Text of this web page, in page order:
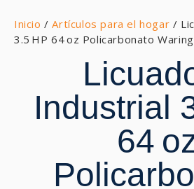
Inicio /Artículos para el hogar /
3.5 HP 64 oz Policarbonato
Industrial
64